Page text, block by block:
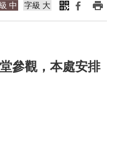
中 字級 大
參觀，本處安排